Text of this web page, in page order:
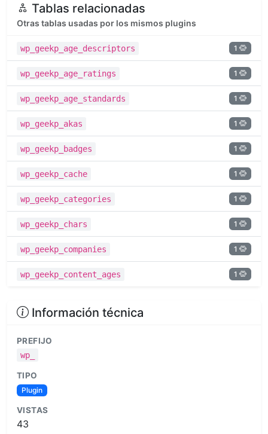
Tablas relacionadas
Otras tablas usadas por los mismos plugins
wp_geekp_age_descriptors 1
wp_geekp_age_ratings 1
wp_geekp_age_standards 1
wp_geekp_akas 1
wp_geekp_badges 1
wp_geekp_cache 1
wp_geekp_categories 1
wp_geekp_chars 1
wp_geekp_companies 1
wp_geekp_content_ages 1
Información técnica
PREFIJO
wp_
TIPO
Plugin
VISTAS
43